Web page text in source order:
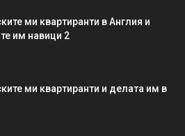
ми квартиранти в Англия и
им навици 2
ми квартиранти и делата им в